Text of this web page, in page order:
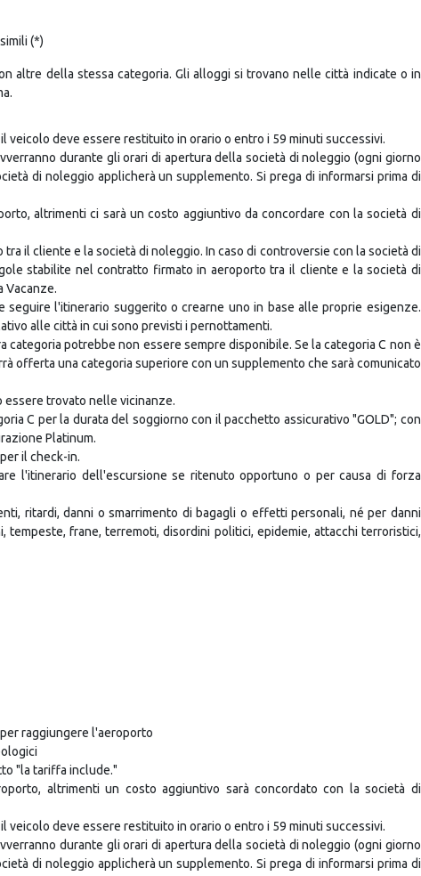
(*)
altre della stessa categoria. Gli alloggi si trovano nelle città indicate o in
veicolo deve essere restituito in orario o entro i 59 minuti successivi.
durante gli orari di apertura della società di noleggio (ogni giorno
di noleggio applicherà un supplemento. Si prega di informarsi prima di
altrimenti ci sarà un costo aggiuntivo da concordare con la società di
il cliente e la società di noleggio. In caso di controversie con la società di
stabilite nel contratto firmato in aeroporto tra il cliente e la società di
Vacanze.
seguire l'itinerario suggerito o crearne uno in base alle proprie esigenze.
alle città in cui sono previsti i pernottamenti.
categoria potrebbe non essere sempre disponibile. Se la categoria C non è
offerta una categoria superiore con un supplemento che sarà comunicato
essere trovato nelle vicinanze.
C per la durata del soggiorno con il pacchetto assicurativo "GOLD"; con
Platinum.
il check-in.
l'itinerario dell'escursione se ritenuto opportuno o per causa di forza
ritardi, danni o smarrimento di bagagli o effetti personali, né per danni
tempeste, frane, terremoti, disordini politici, epidemie, attacchi terroristici,
raggiungere l'aeroporto
"la tariffa include."
altrimenti un costo aggiuntivo sarà concordato con la società di
veicolo deve essere restituito in orario o entro i 59 minuti successivi.
durante gli orari di apertura della società di noleggio (ogni giorno
di noleggio applicherà un supplemento. Si prega di informarsi prima di